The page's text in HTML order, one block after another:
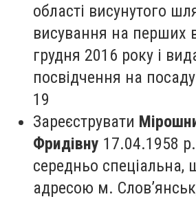
області висунутого
висування на перших
грудня 2016 року і
посвідчення на
19
Зареєструвати
Фридівну 17.04.1958
середньо
адресою м.